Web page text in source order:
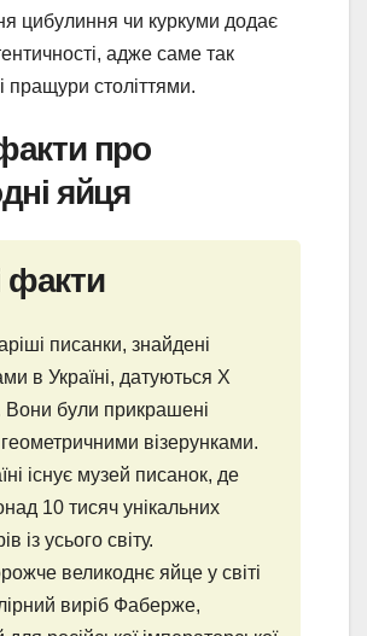
цибулиння чи куркуми додає
адже саме так
пращури століттями.
про
яйця
факти
писанки, знайдені
в Україні, датуються Х
Вони були прикрашені
візерунками.
існує музей писанок, де
10 тисяч унікальних
із усього світу.
великоднє яйце у світі
виріб Фаберже,